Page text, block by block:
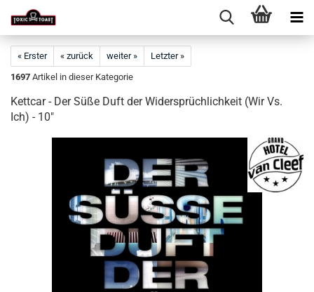
« Erster « zurück weiter »
Letzter »
1697 Artikel in dieser Kategorie
Kettcar - Der Süße Duft der Widersprüchlichkeit (Wir Vs.
Ich) - 10"